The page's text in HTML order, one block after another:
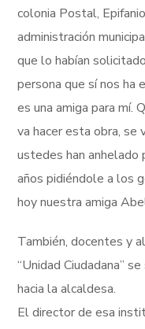
colonia Postal,
administración
que lo habían
persona que sí nos ha
es una amiga para mí.
va hacer esta obra, se
ustedes han anhelado
años pidiéndole a los
hoy nuestra amiga
También, docentes y
“Unidad Ciudadana”
hacia la alcaldesa.
El director de esa